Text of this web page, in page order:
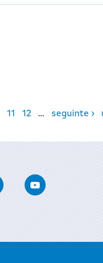
11 12 … seguinte ›
InstagramYoutube